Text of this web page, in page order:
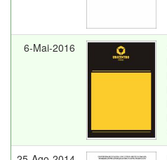
6-Mai-2016